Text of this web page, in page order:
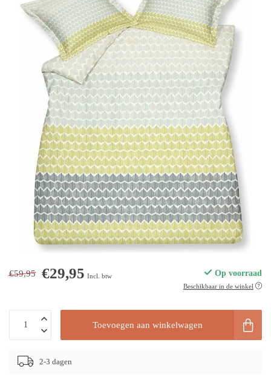
€59,95 €29,95 Incl. btw Op voorraad
Beschikbaar in de winkel
Toevoegen aan winkelwagen
2-3 dagen